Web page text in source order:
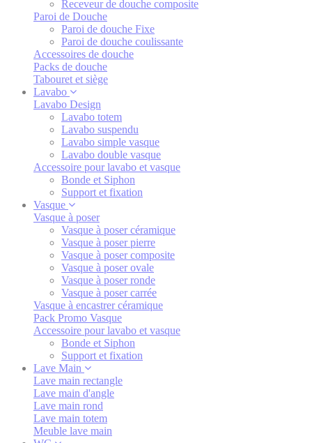
Receveur de douche composite
Paroi de Douche
Paroi de douche Fixe
Paroi de douche coulissante
Accessoires de douche
Packs de douche
Tabouret et siège
Lavabo
Lavabo Design
Lavabo totem
Lavabo suspendu
Lavabo simple vasque
Lavabo double vasque
Accessoire pour lavabo et vasque
Bonde et Siphon
Support et fixation
Vasque
Vasque à poser
Vasque à poser céramique
Vasque à poser pierre
Vasque à poser composite
Vasque à poser ovale
Vasque à poser ronde
Vasque à poser carrée
Vasque à encastrer céramique
Pack Promo Vasque
Accessoire pour lavabo et vasque
Bonde et Siphon
Support et fixation
Lave Main
Lave main rectangle
Lave main d'angle
Lave main rond
Lave main totem
Meuble lave main